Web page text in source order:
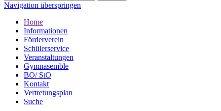
Navigation überspringen
Home
Informationen
Förderverein
Schülerservice
Veranstaltungen
Gymnasemble
BO/ StO
Kontakt
Vertretungsplan
Suche